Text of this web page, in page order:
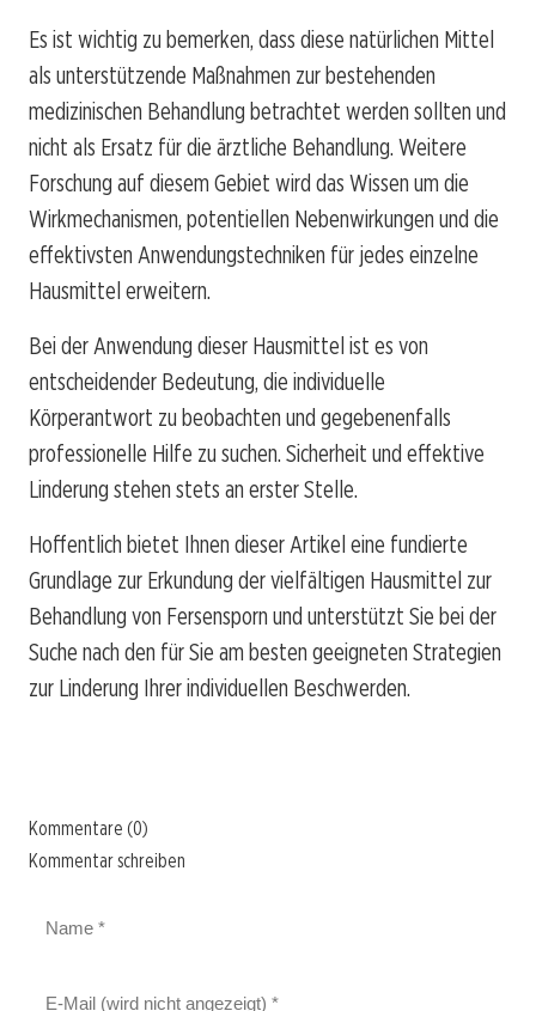
Es ist wichtig zu bemerken, dass diese natürlichen Mittel
als unterstützende Maßnahmen zur bestehenden
medizinischen Behandlung betrachtet werden sollten und
nicht als Ersatz für die ärztliche Behandlung. Weitere
Forschung auf diesem Gebiet wird das Wissen um die
Wirkmechanismen, potentiellen Nebenwirkungen und die
effektivsten Anwendungstechniken für jedes einzelne
Hausmittel erweitern.
Bei der Anwendung dieser Hausmittel ist es von
entscheidender Bedeutung, die individuelle
Körperantwort zu beobachten und gegebenenfalls
professionelle Hilfe zu suchen. Sicherheit und effektive
Linderung stehen stets an erster Stelle.
Hoffentlich bietet Ihnen dieser Artikel eine fundierte
Grundlage zur Erkundung der vielfältigen Hausmittel zur
Behandlung von Fersensporn und unterstützt Sie bei der
Suche nach den für Sie am besten geeigneten Strategien
zur Linderung Ihrer individuellen Beschwerden.
Kommentare (0)
Kommentar schreiben